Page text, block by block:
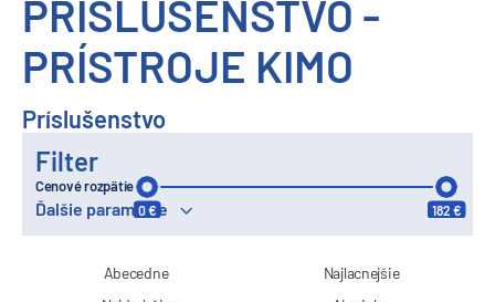
PRÍSLUŠENSTVO -
PRÍSTROJE KIMO
Príslušenstvo
Filter
Cenové rozpätie
0 € 182 €
Ďalšie parametre
Abecedne
Najlacnejšie